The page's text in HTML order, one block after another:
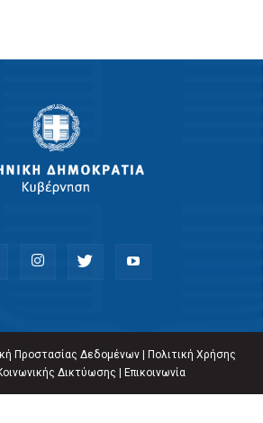
Προστασίας Δεδομένων| Πολιτική Χρήσης
Δικτύωσης | Επικοινωνία